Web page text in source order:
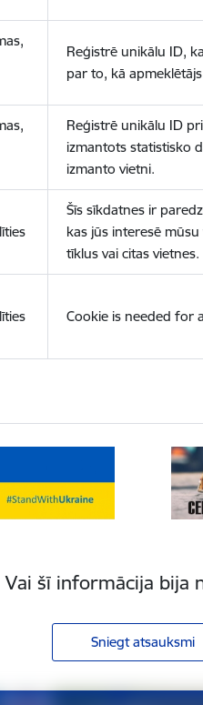
Reģistrē unikālu ID,
par to, kā
Reģistrē unikālu ID
izmantots statistisko
izmanto vietni.
Šīs sīkdatnes ir
kas jūs interesē
tīklus vai citas vietnes.
Cookie is needed for
Vai šī informācija bija
Sniegt atsauksmi